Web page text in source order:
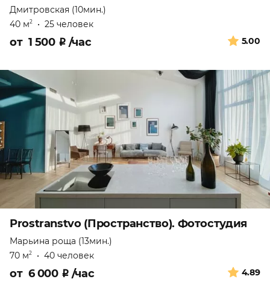
Дмитровская (10мин.)
40 м2 • 25 человек
5.00
от 1 500 ₽ /час
Prostranstvo (Пространство). Фотостудия
Марьина роща (13мин.)
70 м2 • 40 человек
4.89
от 6 000 ₽ /час